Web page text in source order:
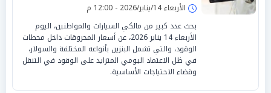
الأربعاء 14/يناير/2026 - 12:00 م
بحث عدد كبير من مالكي السيارات والمواطنين، اليوم
الأربعاء 14 يناير 2026، عن أسعار المحروقات داخل محطات
الوقود، والتي تشمل البنزين بأنواعه المختلفة والسولار،
في ظل الاعتماد اليومي المتزايد على الوقود في التنقل
وقضاء الاحتياجات الأساسية.